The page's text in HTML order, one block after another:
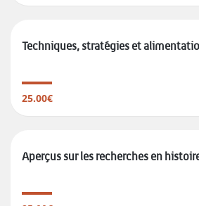
Techniques, stratégies et
25.00€
Aperçus sur les recherches en